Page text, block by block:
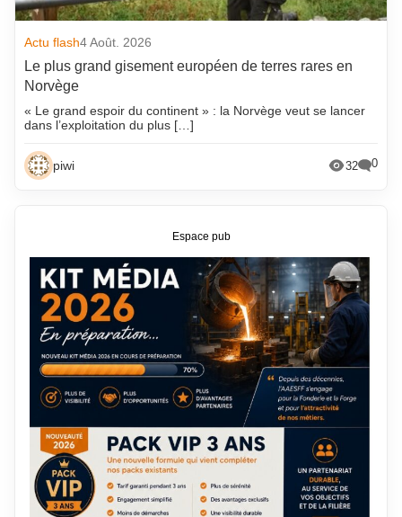
Actu flash4 Août. 2026
Le plus grand gisement européen de terres rares en
Norvège
« Le grand espoir du continent » : la Norvège veut se lancer
dans l’exploitation du plus […]
piwi 32 0
Espace pub